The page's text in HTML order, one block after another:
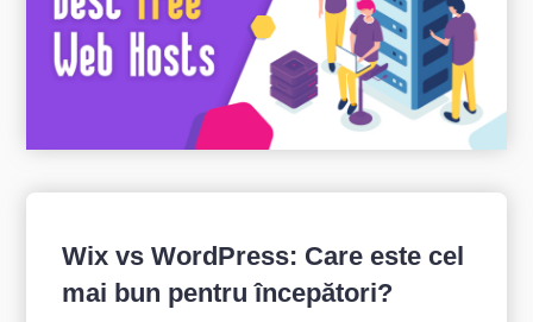
Wix vs WordPress: Care este cel
mai bun pentru începători?